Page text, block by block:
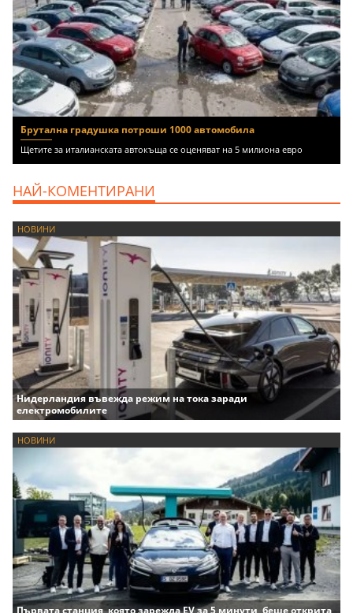
Брутална градушка потроши 1000 автомобила
Щетите за италианската автокъща се оценяват на 5 милиона евро
НАЙ-КОМЕНТИРАНИ
НОВИНИ
Нидерландия въвежда режим на тока заради
електромобилите
НОВИНИ
Първата станция, която зарежда EV за 5 минути, беше открита